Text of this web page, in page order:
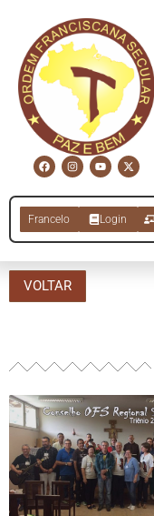
Francelo Login
VOLTAR